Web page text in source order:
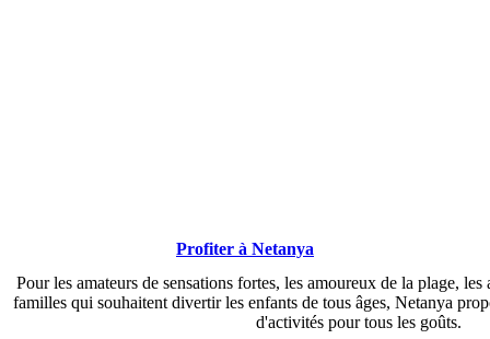
Profiter à Netanya
Pour les amateurs de sensations fortes, les amoureux de la plage,
familles qui souhaitent divertir les enfants de tous âges, Netanya
d'activités pour tous les goûts.